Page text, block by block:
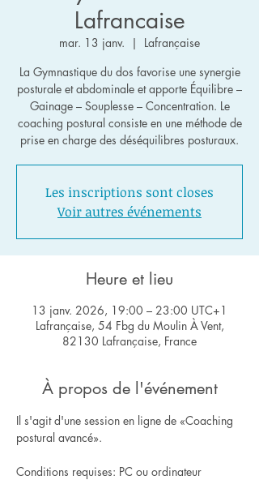
Lafrancaise
mar. 13 janv.
  |
Lafrançaise
La Gymnastique du dos favorise une synergie
posturale et abdominale et apporte Équilibre –
Gainage – Souplesse – Concentration. Le
coaching postural consiste en une méthode de
Les inscriptions sont closes
Voir autres événements
Heure et lieu
13 janv. 2026, 19:00 – 23:00 UTC+1
Lafrançaise, 54 Fbg du Moulin À Vent,
82130 Lafrançaise, France
À propos de l'événement
Il s'agit d'une session en ligne de «Coaching
postural avancé».
Conditions requises: PC ou ordinateur